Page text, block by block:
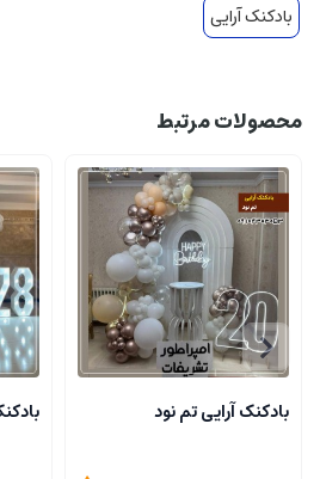
بادکنک آرایی
محصولات مرتبط
بادکنک آرایی تم نود